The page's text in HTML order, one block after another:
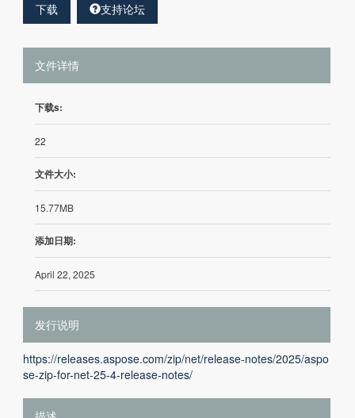
下载 支持论坛
文件详情
下载s:
22
文件大小:
15.77MB
添加日期:
April 22, 2025
发行说明
https://releases.aspose.com/zip/net/release-notes/2025/aspo
se-zip-for-net-25-4-release-notes/